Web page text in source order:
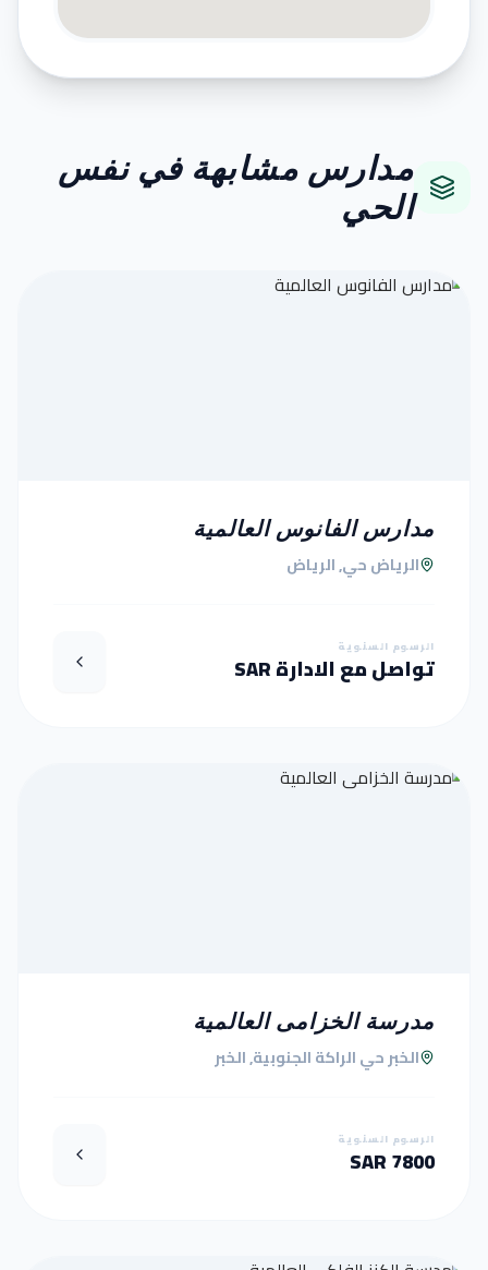
مدارس مشابهة في نفس
الحي
مدارس الفانوس العالمية
الرياض حي, الرياض
الرسوم السنوية
تواصل مع الادارة SAR
مدرسة الخزامى العالمية
الخبر حي الراكة الجنوبية, الخبر
الرسوم السنوية
7800 SAR